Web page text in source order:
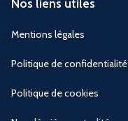
Nos liens utiles
Mentions légales
Politique de confidentialité
Politique de cookies